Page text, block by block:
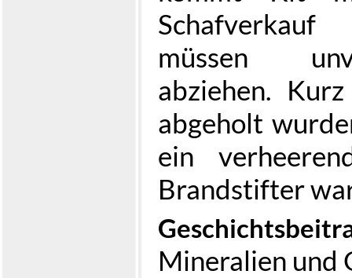
müssen
abziehen.
abgeholt
ein
Brandstifter
Mineralien und